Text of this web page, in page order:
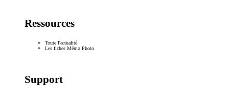
Ressources
Toute l'actualité
Les fiches Mémo Photo
Support